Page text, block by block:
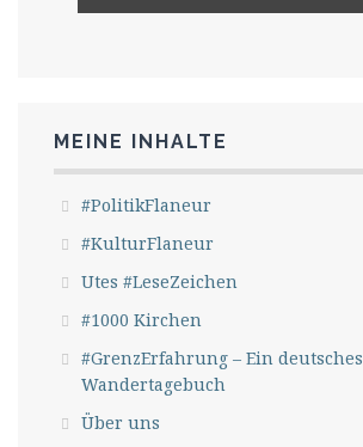
MEINE INHALTE
#PolitikFlaneur
#KulturFlaneur
Utes #LeseZeichen
#1000 Kirchen
#GrenzErfahrung – Ein deutsches
Wandertagebuch
Über uns